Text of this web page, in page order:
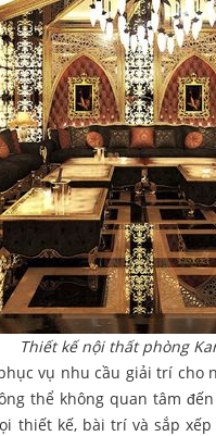
Thiết kế nội thất phòng
vụ nhu cầu giải trí cho
thể không quan tâm
thiết kế, bài trí và sắp